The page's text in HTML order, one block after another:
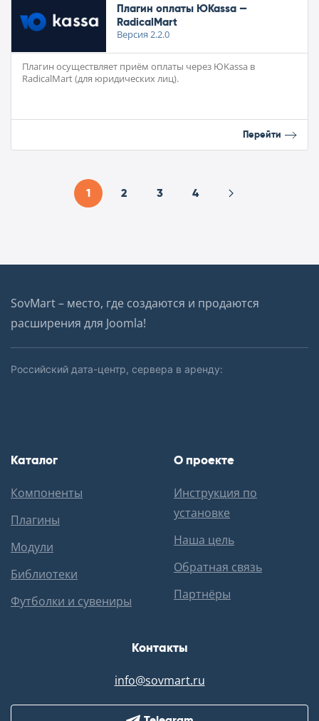
Плагин оплаты ЮKassa —
RadicalMart
Версия 2.2.0
Плагин осуществляет приём оплаты через ЮKassa в
RadicalMart (для юридических лиц).
Перейти
1 2 3 4
SovMart – место, где создаются и продаются
расширения для Joomla!
Российский дата-центр, сервера в аренду:
Каталог
Компоненты
Плагины
Модули
Библиотеки
Футболки и сувениры
О проекте
Инструкция по
установке
Наша цель
Обратная связь
Партнёры
Контакты
info@sovmart.ru